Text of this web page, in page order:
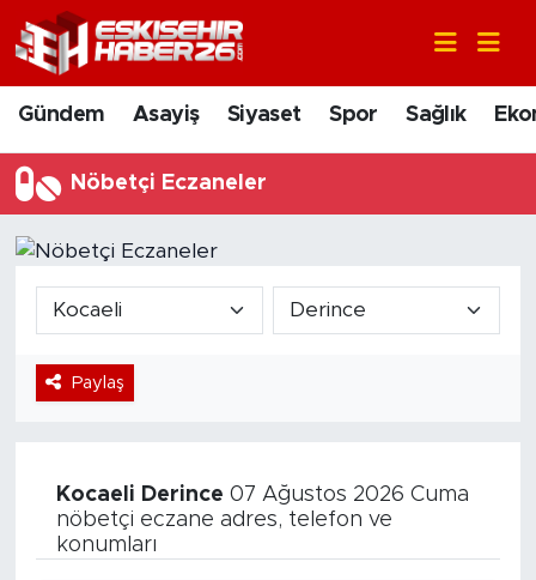
Gündem Asayiş Siyaset Spor Sağlık
Nöbetçi Eczaneler
Paylaş
Kocaeli Derince 07 Ağustos 2026 Cuma
nöbetçi eczane adres, telefon ve
konumları
Gündem
Asayiş
Siyaset
Sağlık
Ekonomi
Sanat
Nöbetçi Eczaneler
Hava Durumu
Trafik Durumu
Tüm Manşetler
Son Dakika Haberleri